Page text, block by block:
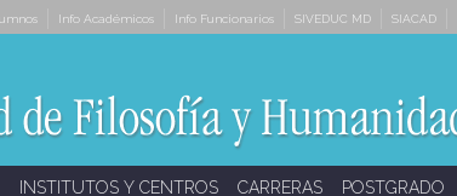
Info Académicos Info Funcionarios SIVEDUC MD SIACAD
INSTITUTOS Y CENTROS CARRERAS POSTGRADO